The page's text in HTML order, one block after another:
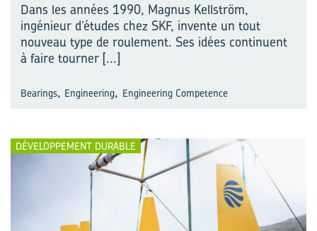
Dans les années 1990, Magnus Kellström,
ingénieur d’études chez SKF, invente un tout
nouveau type de roulement. Ses idées continuent
à faire tourner [...]
Bearings, Engineering, Engineering Competence
DÉVELOPPEMENT DURABLE